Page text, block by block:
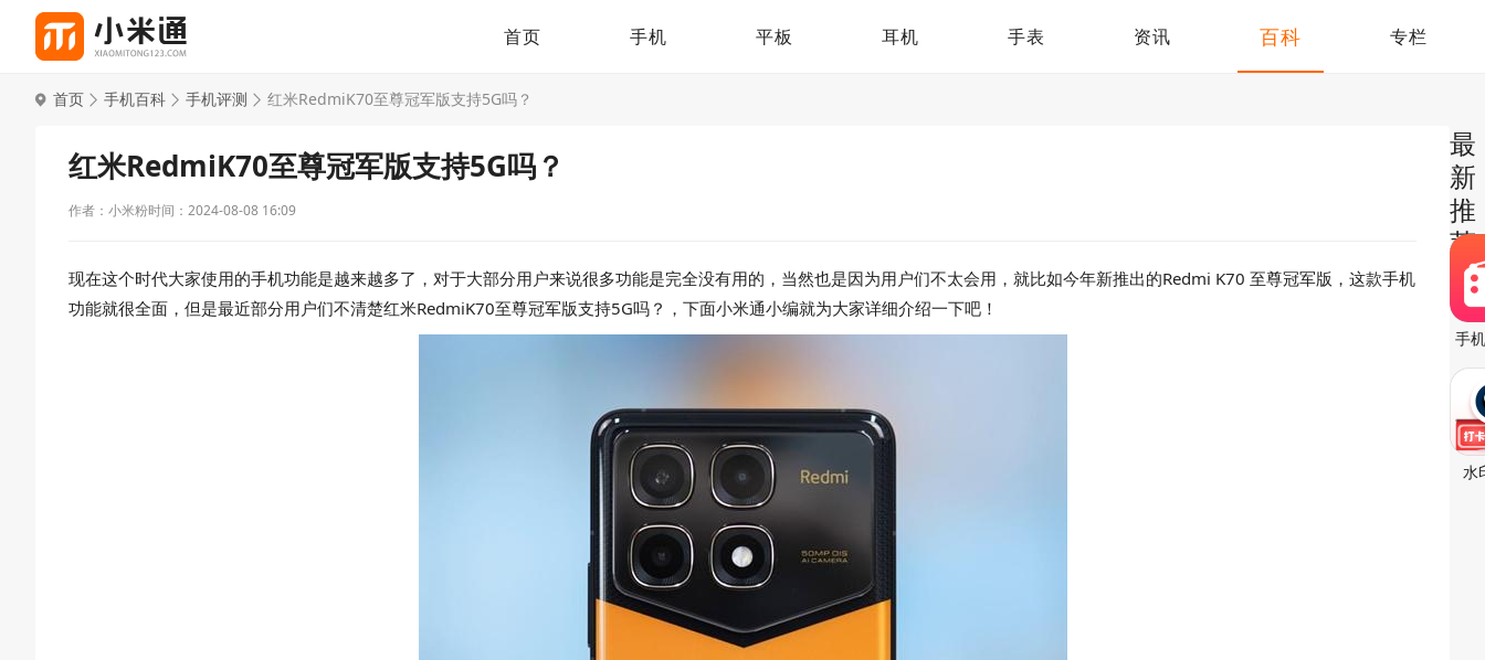
首页 手机 平板 耳机 手表 资讯 百科 专栏
首页 手机百科 手机评测 红米RedmiK70至尊冠军版支持5G吗？
红米RedmiK70至尊冠军版支持5G吗？
作者：小米粉时间：2024-08-08 16:09
现在这个时代大家使用的手机功能是越来越多了，对于大部分用户来说很多功能是完全没有用的，当然也是因为用户们不太会用，就比如今年新推出的Redmi K70 至尊冠军版，这款手机
功能就很全面，但是最近部分用户们不清楚红米RedmiK70至尊冠军版支持5G吗？，下面小米通小编就为大家详细介绍一下吧！
最
新
推
荐
手
水